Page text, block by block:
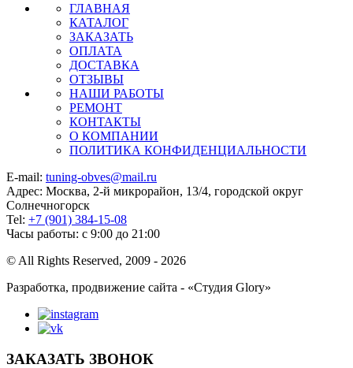
ГЛАВНАЯ
КАТАЛОГ
ЗАКАЗАТЬ
ОПЛАТА
ДОСТАВКА
ОТЗЫВЫ
НАШИ РАБОТЫ
РЕМОНТ
КОНТАКТЫ
О КОМПАНИИ
ПОЛИТИКА КОНФИДЕНЦИАЛЬНОСТИ
E-mail: tuning-obves@mail.ru
Адрес: Москва, 2-й микрорайон, 13/4, городской округ
Солнечногорск
Tel: +7 (901) 384-15-08
Часы работы: с 9:00 до 21:00
© All Rights Reserved, 2009 - 2026
Разработка, продвижение сайта - «Студия Glory»
ЗАКАЗАТЬ ЗВОНОК